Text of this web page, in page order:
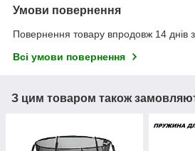
Умови повернення
Повернення товару впродовж 14 днів
Всі умови повернення
З цим товаром також